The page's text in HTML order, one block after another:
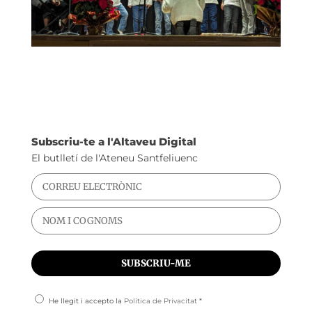
Subscriu-te a l'Altaveu Digital
El butlletí de l'Ateneu Santfeliuenc
He llegit i accepto la Política de Privacitat*